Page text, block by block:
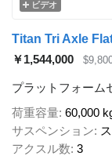
ビデオ
Titan Tri Axle
￥1,544,000
プラットフォーム
荷重容量 60,000
サスペンション
アクスル数 3